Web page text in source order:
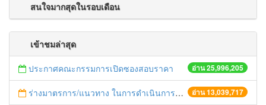
สนใจมากสุดในรอบเดือน
เข้าชมล่าสุด
อ่าน 25,996,205
ประกาศคณะกรรมการเปิดซองสอบราคา
อ่าน 13,039,717
ร่างมาตรการ/แนวทาง ในการดำเนินการประกอบการตรวจราชการแบบบูรณาการ